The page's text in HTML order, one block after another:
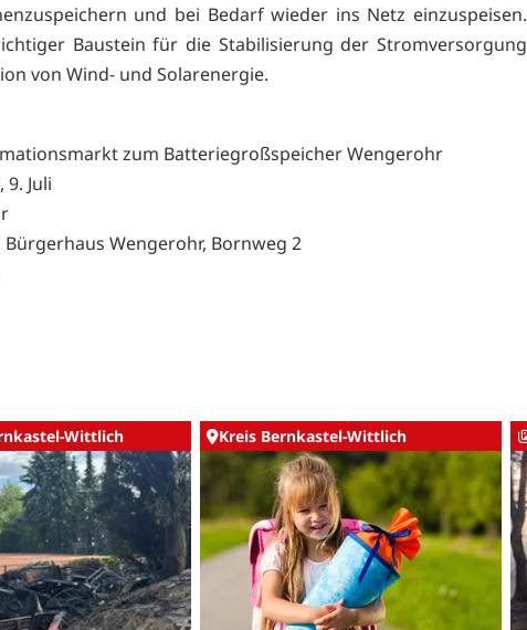
und bei Bedarf wieder ins Netz einzuspeisen.
Baustein für die Stabilisierung der Stromversorgung
von Wind- und Solarenergie.
zum Batteriegroßspeicher Wengerohr
Juli
Bürgerhaus Wengerohr, Bornweg 2
Wittlich Kreis Bernkastel-Wittlich